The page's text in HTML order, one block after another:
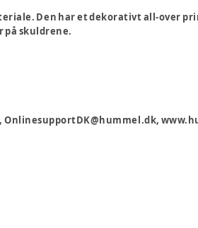
Den har et dekorativt all-over
skuldrene.
OnlinesupportDK@hummel.dk,